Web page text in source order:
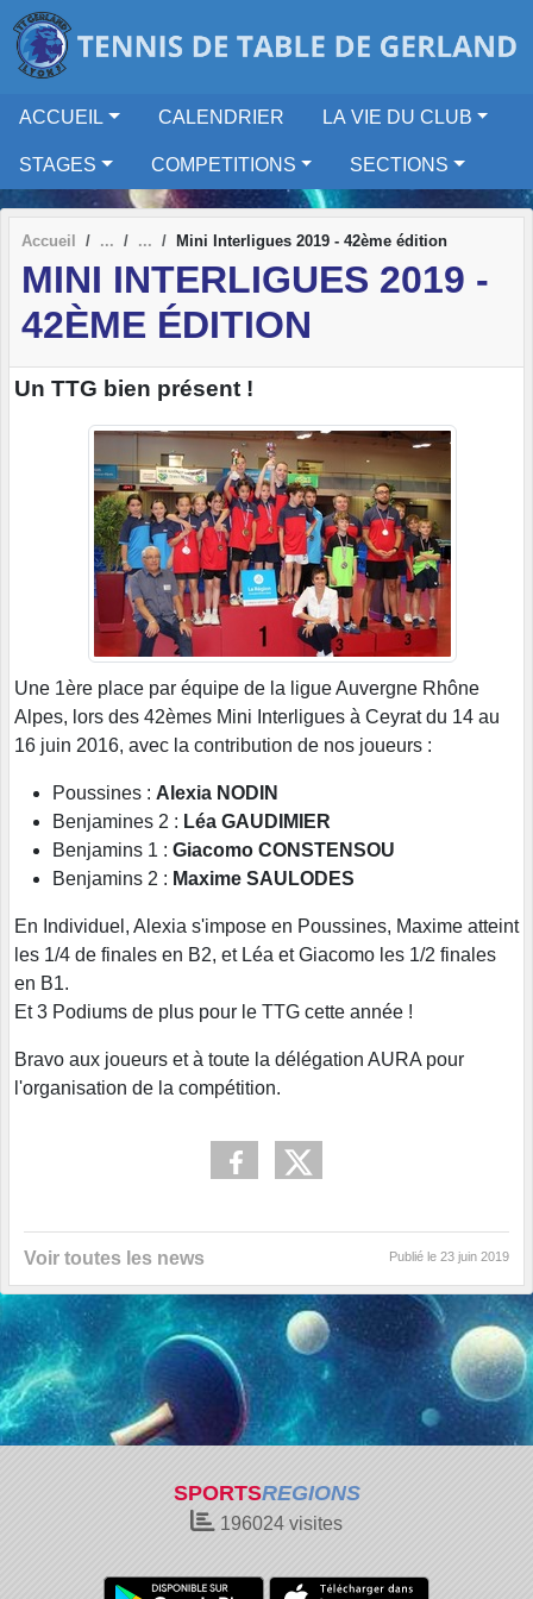
ACCUEIL CALENDRIER LA VIE DU CLUB
STAGES COMPETITIONS SECTIONS
Accueil Mini Interligues 2019 - 42ème édition
MINI INTERLIGUES 2019 -
42ÈME ÉDITION
Un TTG bien présent !
Une 1ère place par équipe de la ligue Auvergne Rhône
Alpes, lors des 42èmes Mini Interligues à Ceyrat du 14 au
16 juin 2016, avec la contribution de nos joueurs :
Poussines : Alexia NODIN
Benjamines 2 : Léa GAUDIMIER
Benjamins 1 : Giacomo CONSTENSOU
Benjamins 2 : Maxime SAULODES
En Individuel, Alexia s'impose en Poussines, Maxime atteint
les 1/4 de finales en B2, et Léa et Giacomo les 1/2 finales
en B1.
Et 3 Podiums de plus pour le TTG cette année !
Bravo aux joueurs et à toute la délégation AURA pour
l'organisation de la compétition.
Voir toutes les news Publié le 23 juin 2019
SPORTSREGIONS
196024 visites
Panneau de gestion des cookies